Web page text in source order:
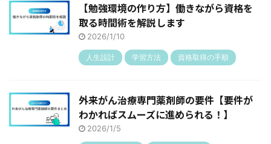
【勉強環境の作り方】働きながら資格を
取る時間術を解説します
2026/1/10
人生設計 学習方法 資格取得の手順
外来がん治療専門薬剤師の要件【要件が
わかればスムーズに進められる！】
2026/1/5